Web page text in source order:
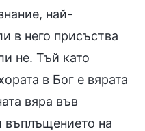
най-
в него присъства
не. Тъй като
в Бог е вярата
вяра във
въплъщението на